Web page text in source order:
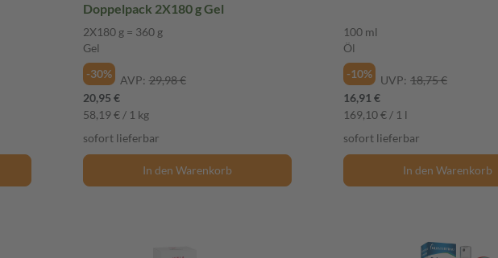
Doppelpack 2X180 g Gel
2X180 g = 360 g
Gel
-30%
AVP: 29,98 €
20,95 €
58,19 € / 1 kg
sofort lieferbar
In den Warenkorb
100 ml
Öl
-10%
UVP: 18,75 €
16,91 €
169,10 € / 1 l
sofort lieferbar
In den Warenkorb